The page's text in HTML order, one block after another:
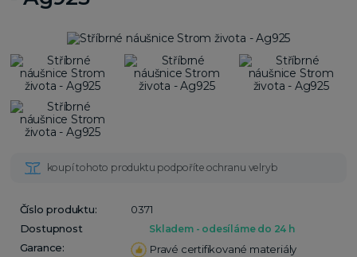
Číslo produktu:
0371
Dostupnost
Skladem - odesíláme do 24 h
Garance: Pravé certifikované materiály